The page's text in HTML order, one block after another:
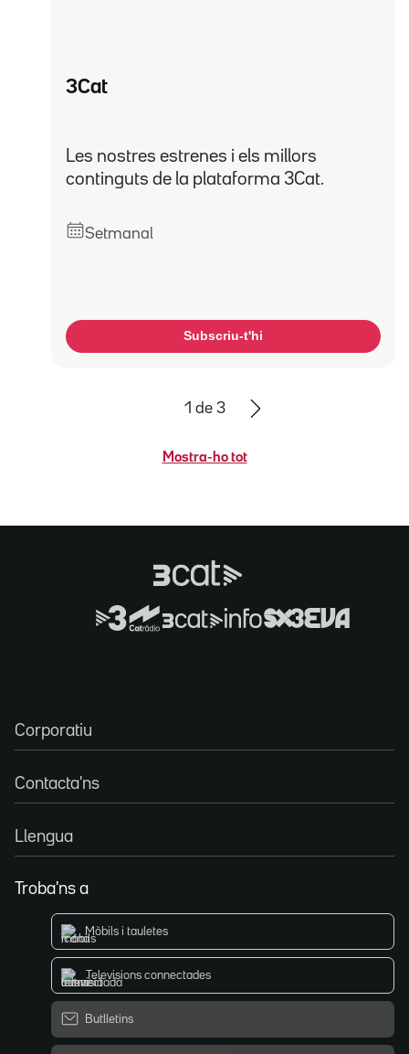
3Cat
Les nostres estrenes i els millors
continguts de la plataforma 3Cat.
Setmanal
Subscriu-t'hi
1 de 3
Mostra-ho tot
Corporatiu
Contacta'ns
Llengua
Troba'ns a
Mòbils i tauletes
Televisions connectades
Butlletins